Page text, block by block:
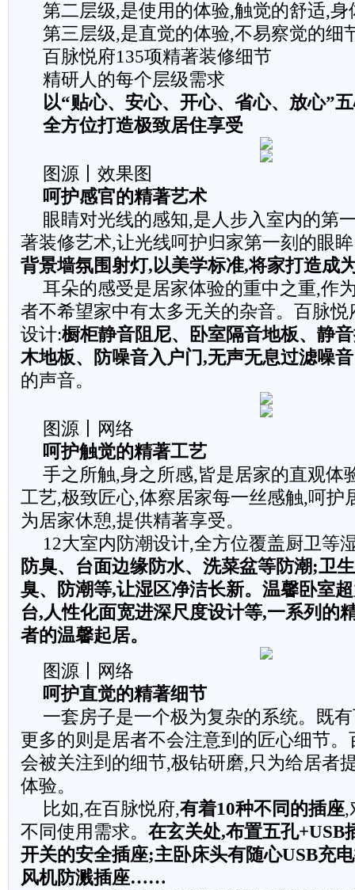
第二层级,是使用的体验,触觉的舒适,身
第三层级,是直觉的体验,不易察觉的细
百脉悦府135项精著装修细节
精研人的每个层级需求
以“贴心、安心、开心、省心、放心”
全方位打造极致居住享受
图源丨效果图
呵护感官的精著艺术
眼睛对光线的感知,是人步入室内的第
著装修艺术,让光线呵护归家第一刻的眼
背景墙氛围射灯,以美学标准,将家打造成
耳朵的感受是居家体验的重中之重,作
者不希望家中有太多无关的杂音。百脉
设计:橱柜静音阻尼、卧室隔音地板、静
木地板、防噪音入户门,无声无息过滤噪音
的声音。
图源丨网络
呵护触觉的精著工艺
手之所触,身之所感,皆是居家的直观体
工艺,极致匠心,体察居家每一丝感触,呵护
为居家休憩,提供精著享受。
12大室内防潮设计,全方位覆盖厨卫等
防臭、台面边缘防水、洗菜盆等防潮;卫
臭、防潮等,让湿区净洁长新。温馨卧室
台,人性化面宽进深尺度设计等,一系列的
者的温馨起居。
图源丨网络
呵护直觉的精著细节
一套房子是一个极为复杂的系统。既
更多的则是居者不会注意到的匠心细节
会被关注到的细节,极钻研磨,只为给居者
体验。
比如,在百脉悦府,有着10种不同的插座,
不同使用需求。 在玄关处,布置五孔+USB
开关的安全插座;主卧床头有随心USB充
风机防溅插座……